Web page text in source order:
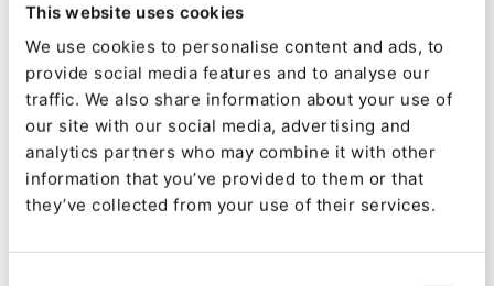
This website uses cookies
We use cookies to personalise content and ads, to
provide social media features and to analyse our
traffic. We also share information about your use of
our site with our social media, advertising and
analytics partners who may combine it with other
information that you’ve provided to them or that
they’ve collected from your use of their services.
Avec la version v3.3, la fonctionnalité de
personnalisation d'Ibexa fait partie intégrante de
la DXP, est accessible depuis le menu principal.